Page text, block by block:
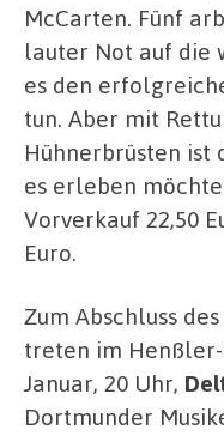
McCarten. Fünf
lauter Not auf die
es den
tun. Aber mit
Hühnerbrüsten ist
es erleben
Vorverkauf 22,50
Euro.
Zum Abschluss
treten im Henßler-
Januar, 20 Uhr,
Dortmunder